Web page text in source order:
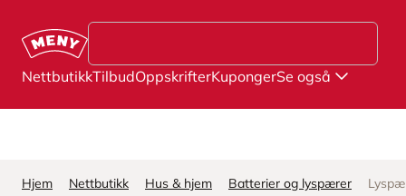
NettbutikkTilbudOppskrifterKupongerSe også
Hjem Nettbutikk Hus & hjem Batterier og lyspærer